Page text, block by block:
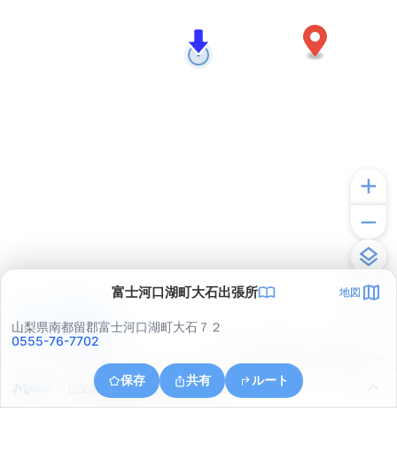
富士河口湖町大石出張所 地図
山梨県南都留郡富士河口湖町大石７２
0555-76-7702
保存 共有 ルート
山梨県南都留郡富士河口湖町大石
アプリで見る